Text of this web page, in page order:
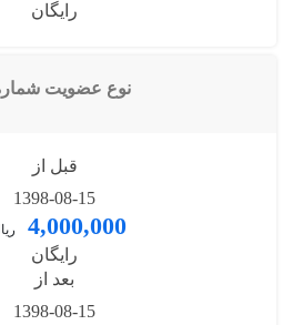
رایگان
نوع عضویت
قبل از
1398-08-15
4,000,000
رایگان
بعد از
1398-08-15